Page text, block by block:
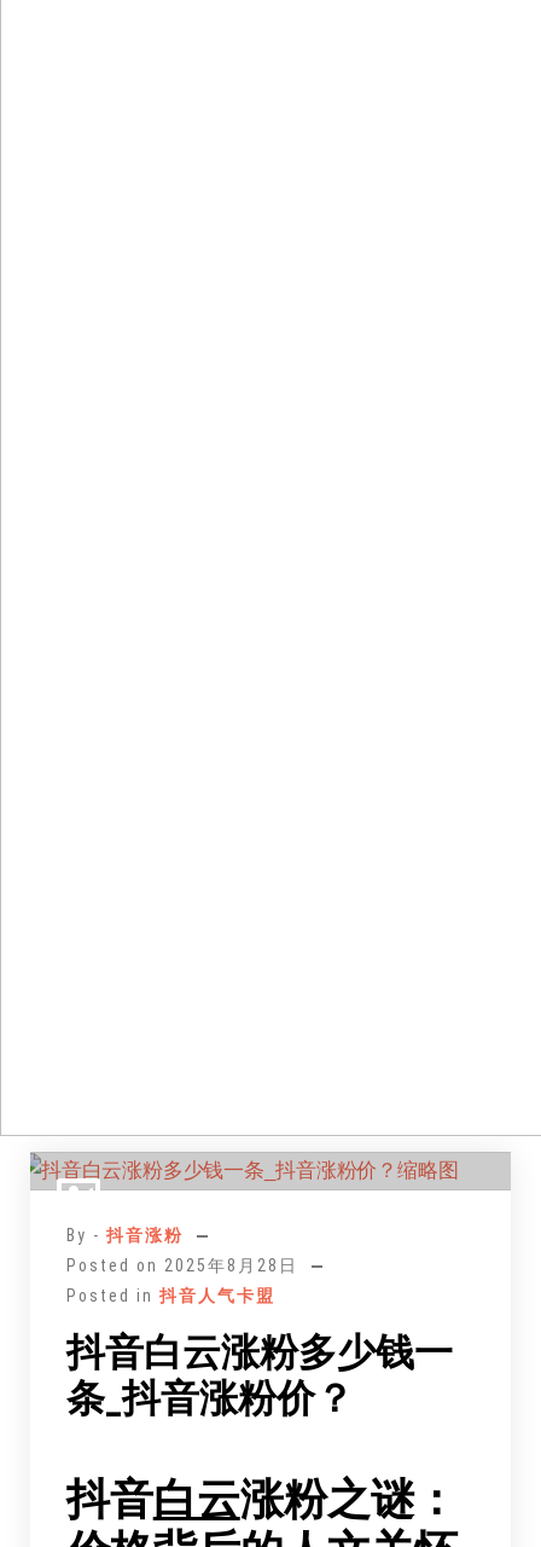
By - 抖音涨粉
Posted on 2025年8月28日
Posted in 抖音人气卡盟
抖音白云涨粉多少钱一
条_抖音涨粉价？
抖音白云涨粉之谜：